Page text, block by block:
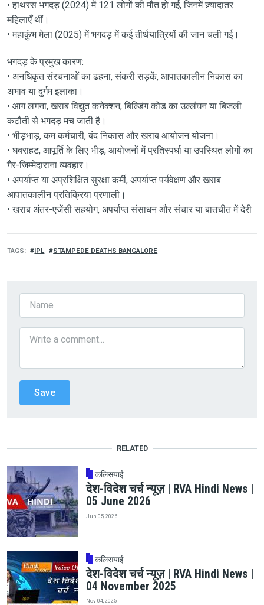
• हाथरस भगदड़ (2024) में 121 लोगों की मौत हो गई, जिनमें ज़्यादातर
महिलाएँ थीं।
• महाकुंभ मेला (2025) में भगदड़ में कई तीर्थयात्रियों की जान चली गई।
भगदड़ के प्रमुख कारण:
• अनधिकृत संरचनाओं का ढहना, संकरी सड़कें, आपातकालीन निकास का
अभाव या दुर्गम इलाका।
• आग लगना, खराब विद्युत कनेक्शन, बिल्डिंग कोड का उल्लंघन या बिजली
कटौती से भगदड़ मच जाती है।
• भीड़भाड़, कम कर्मचारी, बंद निकास और खराब आयोजन योजना।
• घबराहट, आपूर्ति के लिए भीड़, आयोजनों में प्रतिस्पर्धा या उपस्थित लोगों का
गैर-जिम्मेदाराना व्यवहार।
• अपर्याप्त या अप्रशिक्षित सुरक्षा कर्मी, अपर्याप्त पर्यवेक्षण और खराब
आपातकालीन प्रतिक्रिया प्रणाली।
• खराब अंतर-एजेंसी सहयोग, अपर्याप्त संसाधन और संचार या बातचीत में देरी
TAGS IPL STAMPEDE DEATHS BANGALORE
RELATED
कलिसयाई
देश-विदेश चर्च न्यूज़ | RVA Hindi News |
05 June 2026
Jun 05, 2026
कलिसयाई
देश-विदेश चर्च न्यूज़ | RVA Hindi News |
04 November 2025
Nov 04, 2025